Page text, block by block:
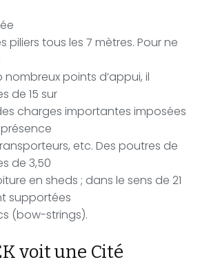
piliers tous les 7 mètres. Pour ne
points d’appui, il
de 15 sur
charges importantes imposées
etc. Des poutres de
de 3,50
en sheds ; dans le sens de 21
supportées
(bow-strings).
voit une Cité